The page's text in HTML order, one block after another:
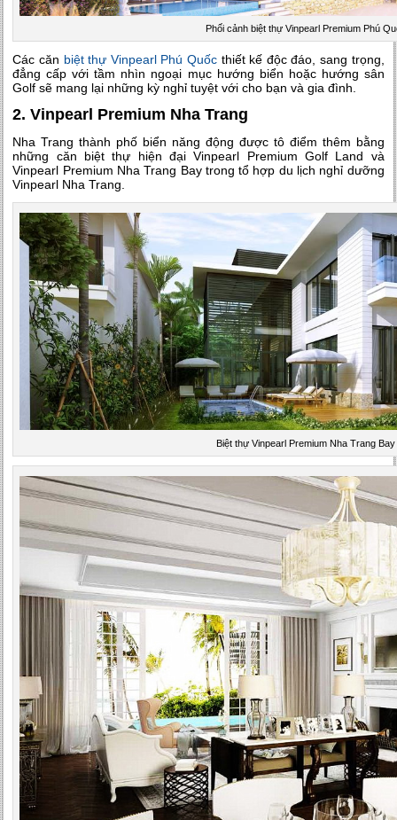
Phối cảnh biệt thự Vinpearl Premium Phú
Các căn biệt thự Vinpearl Phú Quốc thiết kế độc đáo, sang trọng,
đẳng cấp với tầm nhìn ngoại mục hướng biển hoặc hướng sân
Golf sẽ mang lại những kỳ nghỉ tuyệt với cho bạn và gia đình.
2. Vinpearl Premium Nha Trang
Nha Trang thành phố biển năng động được tô điểm thêm bằng
những căn biệt thự hiện đại Vinpearl Premium Golf Land và
Vinpearl Premium Nha Trang Bay trong tổ hợp du lịch nghỉ dưỡng
Vinpearl Nha Trang.
Biệt thự Vinpearl Premium Nha Trang Bay